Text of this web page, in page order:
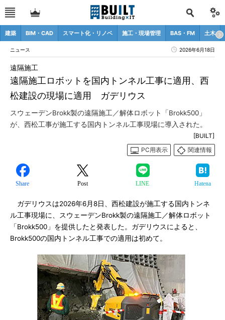
建築 BIM・CAD スマート化・リノベ 施工・現場管理 BAS・FM 土木
ニュース 2026年6月18日
遠隔施工ロボットを国内トンネル工事に適用、西
松建設の現場に適用 ガデリウス
遠隔施工
スウェーデンBrokk製の遠隔施工／解体ロボット「Brokk500」
が、西松工事が施工する国内トンネル工事現場に導入された。
[BUILT]
PC用表示
関連情報
Share Post LINE Hatena
ガデリウスは2026年6月8日、西松建設が施工する国内トンネ
ル工事現場に、スウェーデンBrokk製の遠隔施工／解体ロボット
「Brokk500」を提供したと発表した。ガデリウスによると、
Brokk500の国内トンネル工事での適用は初めて。